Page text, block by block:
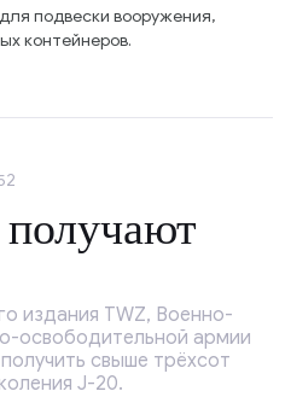
подвески вооружения,
контейнеров.
издания TWZ, Военно-
освободительной армии
свыше трёхсот
J-20.